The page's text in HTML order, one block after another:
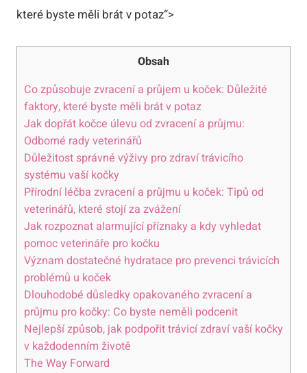
které byste měli brát v potaz“>
Obsah
Co způsobuje zvracení a průjem u koček: Důležité
faktory, které byste měli brát v potaz
Jak dopřát kočce úlevu od zvracení a průjmu:
Odborné rady veterinářů
Důležitost správné výživy pro zdraví trávicího
systému vaší kočky
Přírodní léčba zvracení a průjmu u koček: Tipů od
veterinářů, které stojí za zvážení
Jak rozpoznat alarmující příznaky a kdy vyhledat
pomoc veterináře pro kočku
Význam dostatečné hydratace pro prevenci trávicích
problémů u koček
Dlouhodobé důsledky opakovaného zvracení a
průjmu pro kočky: Co byste neměli podcenit
Nejlepší způsob, jak podpořit trávicí zdraví vaší kočky
v každodenním životě
The Way Forward